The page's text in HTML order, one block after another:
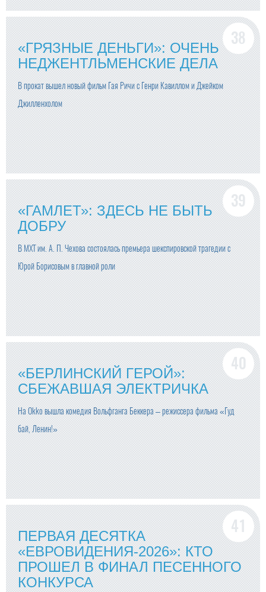
«ГРЯЗНЫЕ ДЕНЬГИ»: ОЧЕНЬ
НЕДЖЕНТЛЬМЕНСКИЕ ДЕЛА
В прокат вышел новый фильм Гая Ричи с Генри Кавиллом и Джейком
Джилленхолом
«ГАМЛЕТ»: ЗДЕСЬ НЕ БЫТЬ
ДОБРУ
В МХТ им. А. П. Чехова состоялась премьера шекспировской трагедии с
Юрой Борисовым в главной роли
«БЕРЛИНСКИЙ ГЕРОЙ»:
СБЕЖАВШАЯ ЭЛЕКТРИЧКА
На Okko вышла комедия Вольфганга Беккера – режиссера фильма «Гуд
бай, Ленин!»
ПЕРВАЯ ДЕСЯТКА
«ЕВРОВИДЕНИЯ-2026»: КТО
ПРОШЕЛ В ФИНАЛ ПЕСЕННОГО
КОНКУРСА